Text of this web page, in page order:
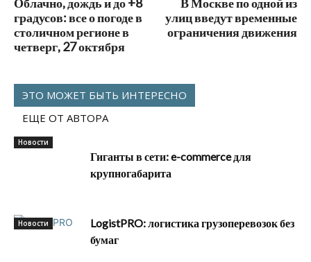
градусов: все о погоде в
столичном регионе в
четверг, 27 октября
улиц введут временные
ограничения движения
ЭТО МОЖЕТ БЫТЬ ИНТЕРЕСНО
ЕЩЕ ОТ АВТОРА
Новости
Гиганты в сети: e-commerce для
крупногабарита
Новости
LogistPRO: логистика грузоперевозок без
бумаг